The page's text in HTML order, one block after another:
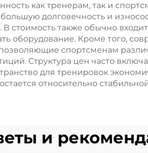
как тренерам, так и
долговечность и
также обычно
оборудование. Кроме того,
спортсменам
Структура цен часто
для тренировок
относительно
и